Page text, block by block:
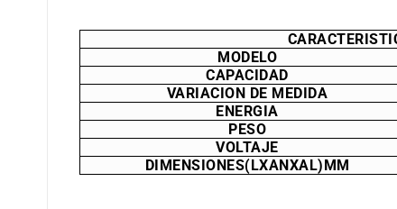
MODELO
CAPACIDAD
VARIACION DE MEDIDA
ENERGIA
PESO
VOLTAJE
DIMENSIONES(LXANXAL)MM